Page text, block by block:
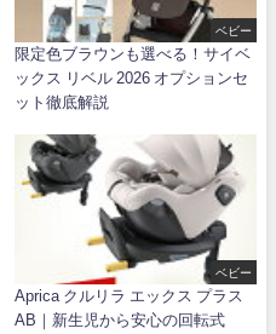
ベビー
限定色ブラウンも選べる！サイベ
ックス リベル 2026 オプションセ
ット徹底解説
ベビー
Aprica クルリラ エックス プラス
AB｜新生児から安心の回転式